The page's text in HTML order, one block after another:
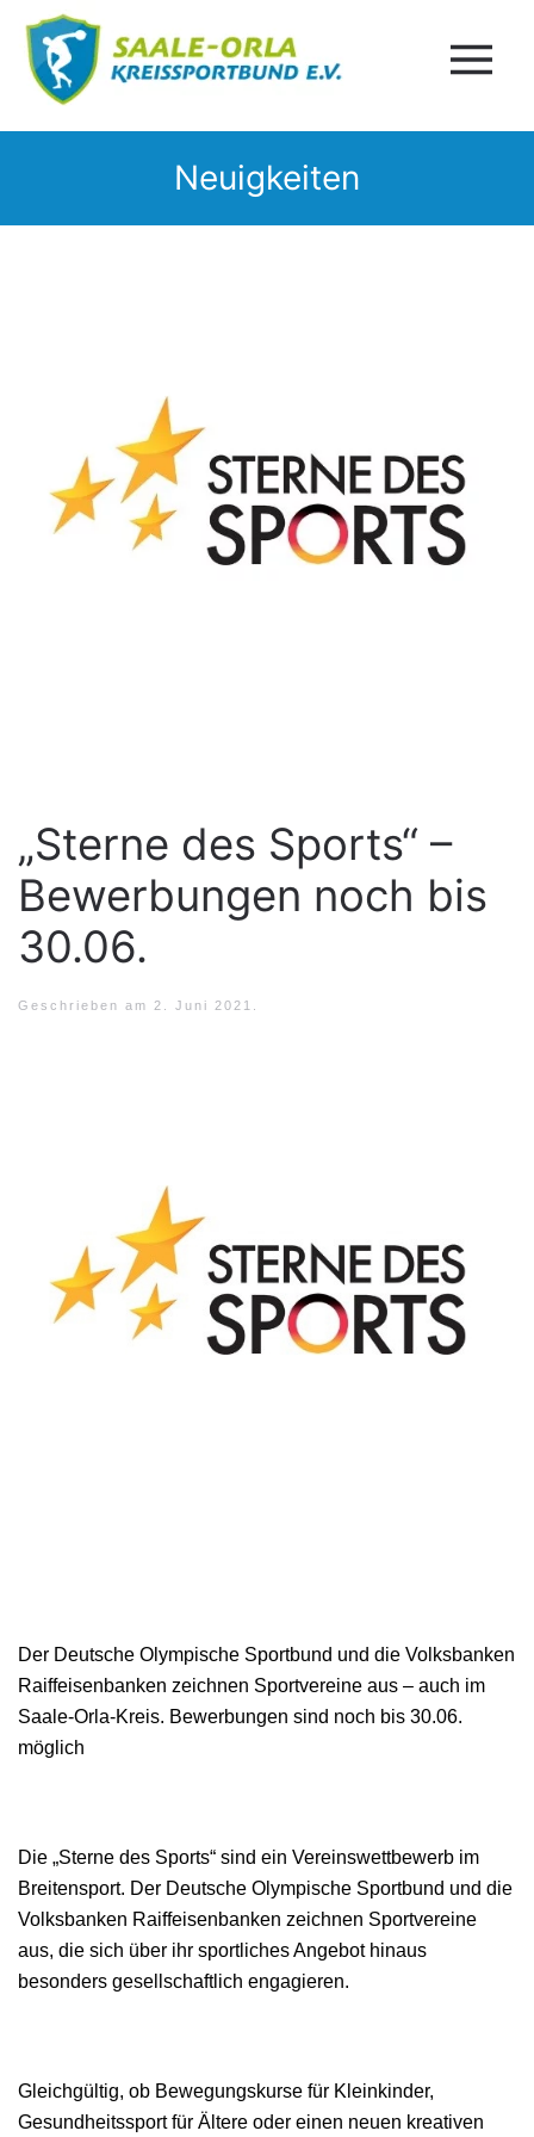
Neuigkeiten
„Sterne des Sports“ –
Bewerbungen noch bis
30.06.
Geschrieben am 2. Juni 2021
Der Deutsche Olympische Sportbund und die Volksbanken
Raiffeisenbanken zeichnen Sportvereine aus – auch im
Saale-Orla-Kreis. Bewerbungen sind noch bis 30.06.
möglich
Die „Sterne des Sports“ sind ein Vereinswettbewerb im
Breitensport. Der Deutsche Olympische Sportbund und die
Volksbanken Raiffeisenbanken zeichnen Sportvereine
aus, die sich über ihr sportliches Angebot hinaus
besonders gesellschaftlich engagieren.
Gleichgültig, ob Bewegungskurse für Kleinkinder,
Gesundheitssport für Ältere oder einen neuen kreativen